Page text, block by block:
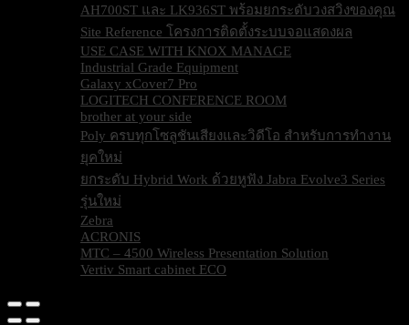
AH700ST และ LK936ST พร้อมยกระดับวงสวิงของคุณ
Site Reference โครงการติดตั้งระบบจอแสดงผล
USE CASE WITH KNOX MANAGE
Industrial Grade Equipment
Galaxy xCover7 Pro
LOGITECH CONFERENCE ROOM
brother at your side
Poly ครบทุกโซลูชันเสียงและวิดีโอ สำหรับการทำงาน
ยุคใหม่
ยกระดับ Hybrid Work ด้วยหูฟัง Jabra Evolve3 Series
รุ่นใหม่
Zebra
ACRONIS
MTC – 4500 Wireless Presentation Solution
Vertiv Smart cabinet ECO